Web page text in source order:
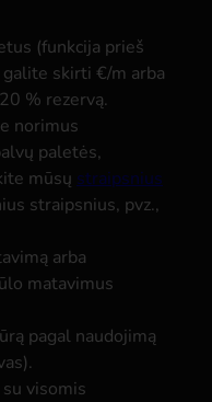
(funkcija prieš
skirti €/m arba
% rezervą.
norimus
paletės,
mūsų straipsnius
straipsnius, pvz.,
arba
matavimus
pagal naudojimą
visomis